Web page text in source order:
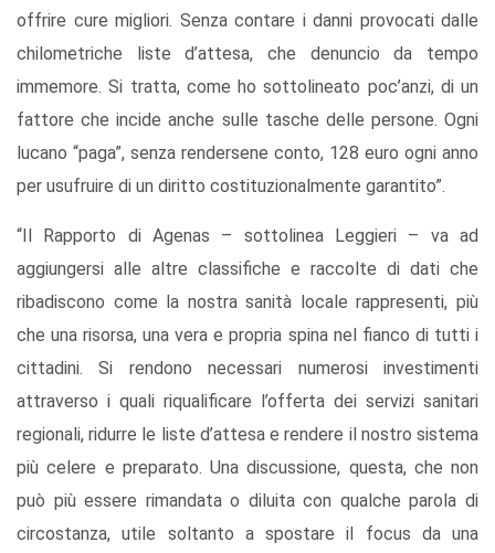
offrire cure migliori. Senza contare i danni provocati dalle
chilometriche liste d’attesa, che denuncio da tempo
immemore. Si tratta, come ho sottolineato poc’anzi, di un
fattore che incide anche sulle tasche delle persone. Ogni
lucano “paga”, senza rendersene conto, 128 euro ogni anno
per usufruire di un diritto costituzionalmente garantito”.
“Il Rapporto di Agenas – sottolinea Leggieri – va ad
aggiungersi alle altre classifiche e raccolte di dati che
ribadiscono come la nostra sanità locale rappresenti, più
che una risorsa, una vera e propria spina nel fianco di tutti i
cittadini. Si rendono necessari numerosi investimenti
attraverso i quali riqualificare l’offerta dei servizi sanitari
regionali, ridurre le liste d’attesa e rendere il nostro sistema
più celere e preparato. Una discussione, questa, che non
può più essere rimandata o diluita con qualche parola di
circostanza, utile soltanto a spostare il focus da una